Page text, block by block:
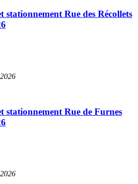
Rue des Récollets
stationnement Rue de Furnes